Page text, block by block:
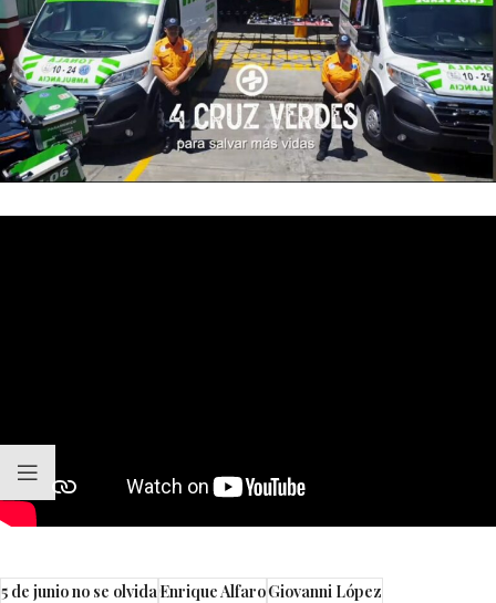
5 de junio no se olvidaEnrique AlfaroGiovanni López